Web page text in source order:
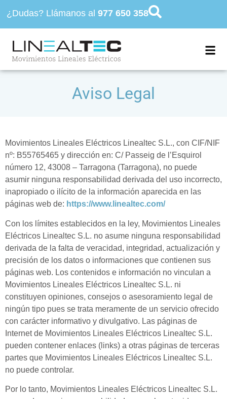
¿Dudas? Llámanos al 977 650 358
Aviso Legal
Movimientos Lineales Eléctricos Linealtec S.L., con CIF/NIF
nº: B55765465 y dirección en: C/ Passeig de l’Esquirol
número 12, 43008 – Tarragona (Tarragona), no puede
asumir ninguna responsabilidad derivada del uso incorrecto,
inapropiado o ilícito de la información aparecida en las
páginas web de: https://www.linealtec.com/
Con los límites establecidos en la ley, Movimientos Lineales
Eléctricos Linealtec S.L. no asume ninguna responsabilidad
derivada de la falta de veracidad, integridad, actualización y
precisión de los datos o informaciones que contienen sus
páginas web. Los contenidos e información no vinculan a
Movimientos Lineales Eléctricos Linealtec S.L. ni
constituyen opiniones, consejos o asesoramiento legal de
ningún tipo pues se trata meramente de un servicio ofrecido
con carácter informativo y divulgativo. Las páginas de
Internet de Movimientos Lineales Eléctricos Linealtec S.L.
pueden contener enlaces (links) a otras páginas de terceras
partes que Movimientos Lineales Eléctricos Linealtec S.L.
no puede controlar.
Por lo tanto, Movimientos Lineales Eléctricos Linealtec S.L.